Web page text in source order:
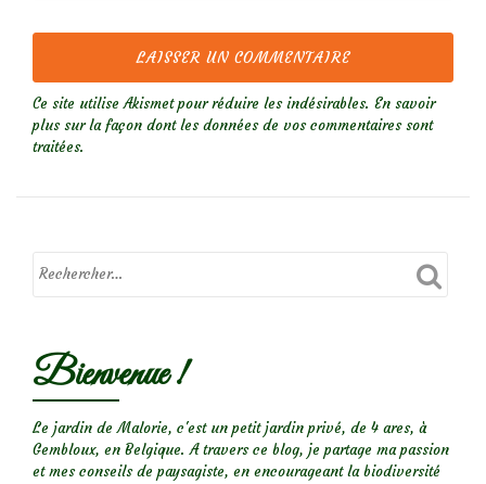
Ce site utilise Akismet pour réduire les indésirables. En savoir
plus sur la façon dont les données de vos commentaires sont
traitées.
Bienvenue !
Le jardin de Malorie, c'est un petit jardin privé, de 4 ares, à
Gembloux, en Belgique. A travers ce blog, je partage ma passion
et mes conseils de paysagiste, en encourageant la biodiversité